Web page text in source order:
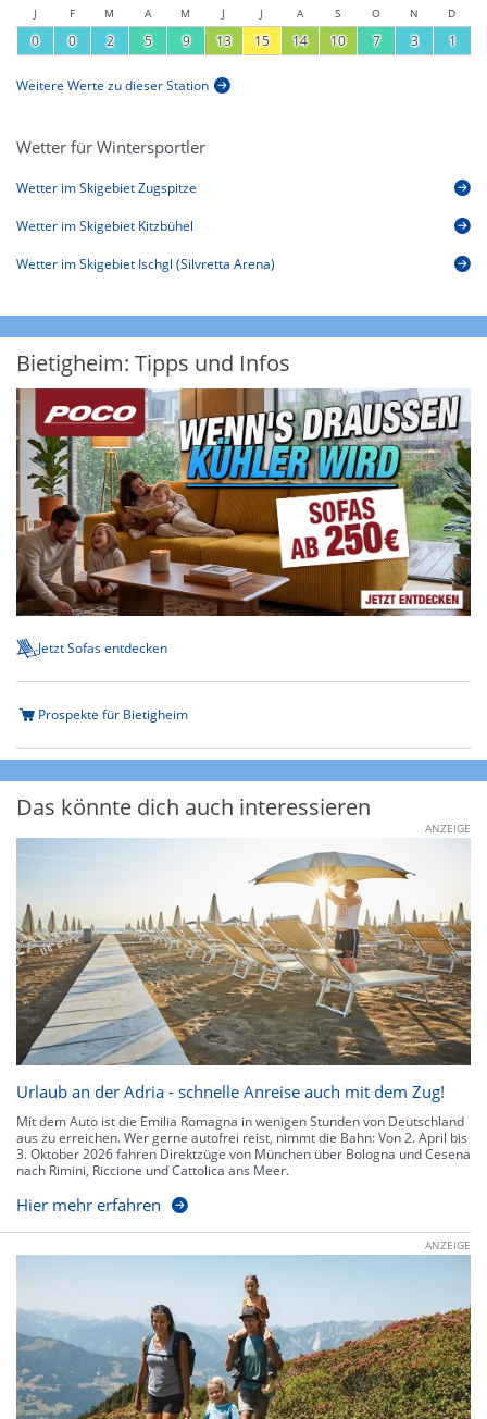
J F M A M J J A S O N D
0 0 2 5 9 13 15 14 10 7 3 1
Weitere Werte zu dieser Station
Wetter für Wintersportler
Wetter im Skigebiet Zugspitze
Wetter im Skigebiet Kitzbühel
Wetter im Skigebiet Ischgl (Silvretta Arena)
Bietigheim: Tipps und Infos
Jetzt Sofas entdecken
Prospekte für Bietigheim
Das könnte dich auch interessieren
ANZEIGE
Urlaub an der Adria - schnelle Anreise auch mit dem Zug!
Mit dem Auto ist die Emilia Romagna in wenigen Stunden von Deutschland
aus zu erreichen. Wer gerne autofrei reist, nimmt die Bahn: Von 2. April bis
3. Oktober 2026 fahren Direktzüge von München über Bologna und Cesena
nach Rimini, Riccione und Cattolica ans Meer.
Hier mehr erfahren
ANZEIGE